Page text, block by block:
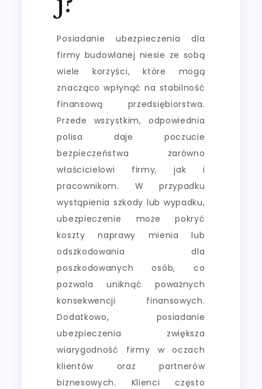
Posiadanie ubezpieczenia dla
firmy budowlanej niesie ze sobą
wiele korzyści, które mogą
znacząco wpłynąć na stabilność
finansową przedsiębiorstwa.
Przede wszystkim, odpowiednia
polisa daje poczucie
bezpieczeństwa zarówno
właścicielowi firmy, jak i
pracownikom. W przypadku
wystąpienia szkody lub wypadku,
ubezpieczenie może pokryć
koszty naprawy mienia lub
odszkodowania dla
poszkodowanych osób, co
pozwala uniknąć poważnych
konsekwencji finansowych.
Dodatkowo, posiadanie
ubezpieczenia zwiększa
wiarygodność firmy w oczach
klientów oraz partnerów
biznesowych. Klienci często